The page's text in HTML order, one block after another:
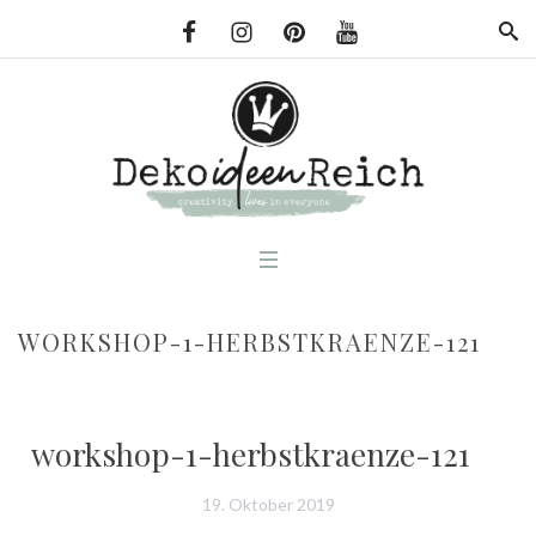
WORKSHOP-1-HERBSTKRAENZE-121
workshop-1-herbstkraenze-121
19. Oktober 2019